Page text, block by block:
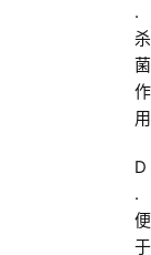
.
杀
菌
作
用
D
.
便
于